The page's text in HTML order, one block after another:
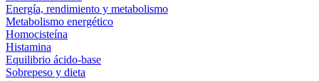
Energía, rendimiento y metabolismo
Metabolismo energético
Homocisteína
Histamina
Equilibrio ácido-base
Sobrepeso y dieta